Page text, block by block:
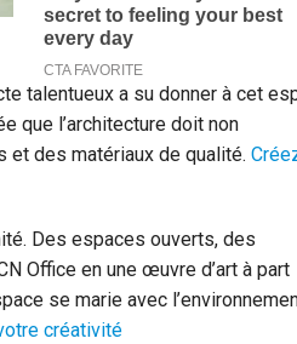
talentueux a su donner à cet
que l’architecture doit non
des matériaux de qualité.
Des espaces ouverts, des
Office en une œuvre d’art à part
se marie avec
créativité